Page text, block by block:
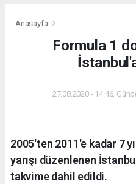
Anasayfa
Formula 1
27.08.2020 - 14:46,
2005'ten 2011'e kadar 7
yarışı düzenlenen
takvime dahil edildi.